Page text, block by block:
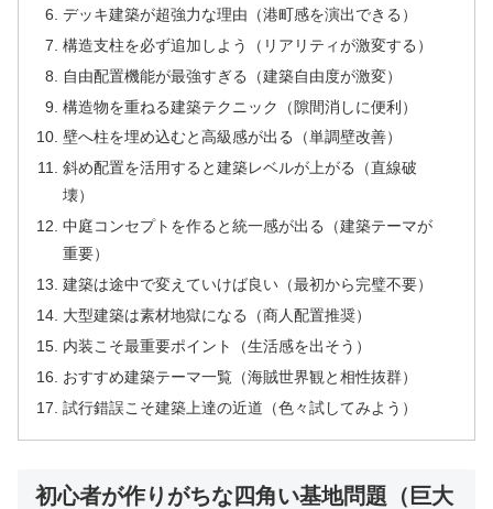
デッキ建築が超強力な理由（港町感を演出できる）
構造支柱を必ず追加しよう（リアリティが激変する）
自由配置機能が最強すぎる（建築自由度が激変）
構造物を重ねる建築テクニック（隙間消しに便利）
壁へ柱を埋め込むと高級感が出る（単調壁改善）
斜め配置を活用すると建築レベルが上がる（直線破
壊）
中庭コンセプトを作ると統一感が出る（建築テーマが
重要）
建築は途中で変えていけば良い（最初から完璧不要）
大型建築は素材地獄になる（商人配置推奨）
内装こそ最重要ポイント（生活感を出そう）
おすすめ建築テーマ一覧（海賊世界観と相性抜群）
試行錯誤こそ建築上達の近道（色々試してみよう）
初心者が作りがちな四角い基地問題（巨大